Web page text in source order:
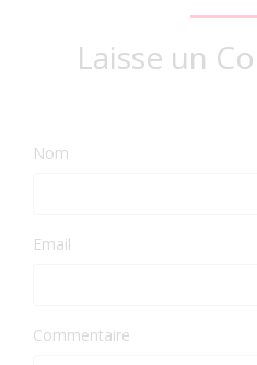
Laisse un
Nom
Email
Commentaire